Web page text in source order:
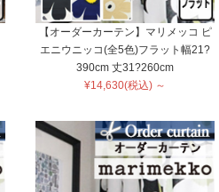
【オーダーカーテン】マリメッコ ピ
エニウニッコ(全5色)フラット幅21?
390cm 丈31?260cm
¥14,630(税込) ～